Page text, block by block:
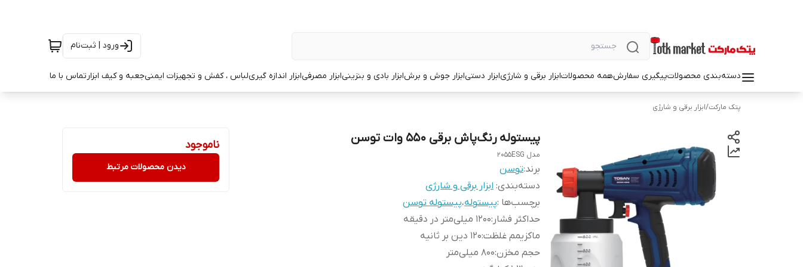
ورود | ثبت‌نام
دسته‌بندی محصولاتپیگیری سفارشهمه محصولاتابزار برقی و شارژیابزار دستیابزار جوش و برشابزار بادی و بنزینیابزار مصرفیابزار اندازه گیریلباس ، کفش و تجهیزات ایمنیجعبه و کیف ابزارتماس با ما
پتک مارکت/ابزار برقی و شارژی
پیستوله رنگ‌پاش برقی 550 وات توسن
مدل 2055ESG
برند:توسن
دسته‌بندی: ابزار برقی و شارژی
برچسب‌ها :پیستوله،پیستوله توسن
حداکثر فشار :1200 میلی‌متر در دقیقه
ماکزیمم غلظت:120 دین بر ثانیه
حجم مخزن:800 میلی‌متر
ناموجود
دیدن محصولات مرتبط